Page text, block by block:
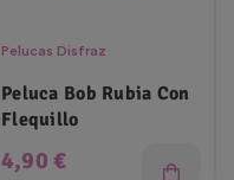
Pelucas Disfraz
Peluca Bob Rubia Con
Flequillo
Precio
4,90 €